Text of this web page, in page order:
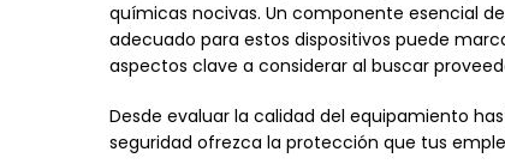
químicas nocivas. Un componente esencial
adecuado para estos dispositivos puede
aspectos clave a considerar al buscar
Desde evaluar la calidad del equipamiento
seguridad ofrezca la protección que tus